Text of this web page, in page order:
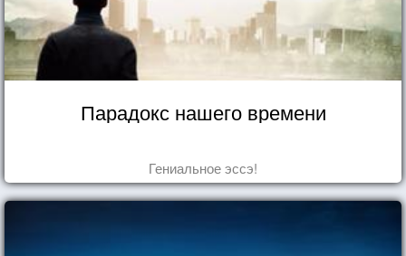
Парадокс нашего времени
Гениальное эссэ!